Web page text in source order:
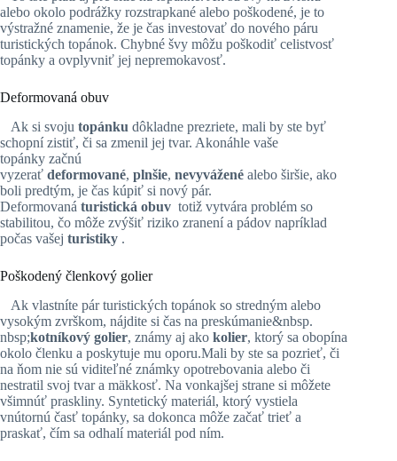
alebo okolo podrážky rozstrapkané alebo poškodené, je to
výstražné znamenie, že je čas investovať do nového páru
turistických topánok. Chybné švy môžu poškodiť celistvosť
topánky a ovplyvniť jej nepremokavosť.
Deformovaná obuv
Ak si svoju topánku dôkladne prezriete, mali by ste byť
schopní zistiť, či sa zmenil jej tvar. Akonáhle vaše
topánky začnú
vyzerať deformované, plnšie, nevyvážené alebo širšie, ako
boli predtým, je čas kúpiť si nový pár.
Deformovaná turistická obuv totiž vytvára problém so
stabilitou, čo môže zvýšiť riziko zranení a pádov napríklad
počas vašej turistiky .
Poškodený členkový golier
Ak vlastníte pár turistických topánok so stredným alebo
vysokým zvrškom, nájdite si čas na preskúmanie&nbsp.
nbsp;kotníkový golier, známy aj ako kolier, ktorý sa obopína
okolo členku a poskytuje mu oporu.Mali by ste sa pozrieť, či
na ňom nie sú viditeľné známky opotrebovania alebo či
nestratil svoj tvar a mäkkosť. Na vonkajšej strane si môžete
všimnúť praskliny. Syntetický materiál, ktorý vystiela
vnútornú časť topánky, sa dokonca môže začať trieť a
praskať, čím sa odhalí materiál pod ním.